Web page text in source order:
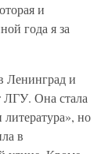
и
года я за
Ленинград и
ЛГУ. Она стала
но
в